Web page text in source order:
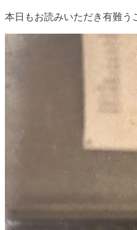
本日もお読みいただき有難う